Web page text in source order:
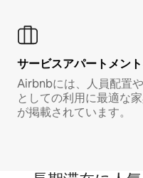
サービスアパートメン
Airbnbには、人員配置
としての利用に最適な
が掲載されています。